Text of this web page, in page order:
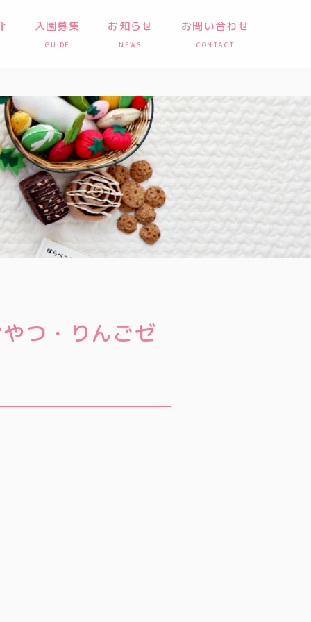
入園募集
GUIDE
お知らせ
NEWS
お問い合わせ
CONTACT
つ・りんごゼ